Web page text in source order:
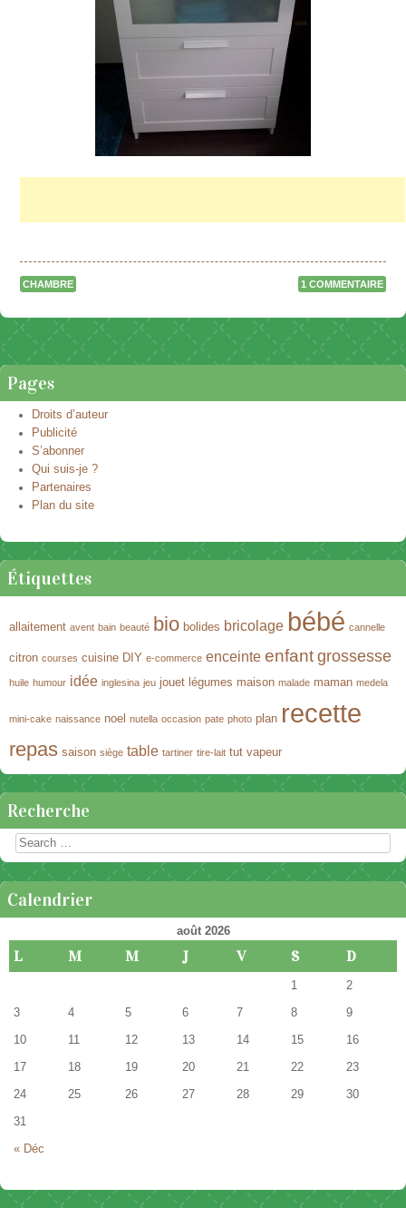
CHAMBRE 1 COMMENTAIRE
Naviguer dans les articles
Pages
Droits d’auteur
Publicité
S’abonner
Qui suis-je ?
Partenaires
Plan du site
Étiquettes
allaitement avent bain beauté bio bolides bricolage bébé cannelle
citron courses cuisine DIY e-commerce enceinte enfant grossesse
huile humour idée inglesina jeu jouet légumes maison malade maman medela
mini-cake naissance noel nutella occasion pate photo plan recette
repas saison siège table tartiner tire-lait tut vapeur
Recherche
Rechercher
Calendrier
août 2026
L M M J V S D
« Déc
1 2
3 4 5 6 7 8 9
10 11 12 13 14 15 16
17 18 19 20 21 22 23
24 25 26 27 28 29 30
31